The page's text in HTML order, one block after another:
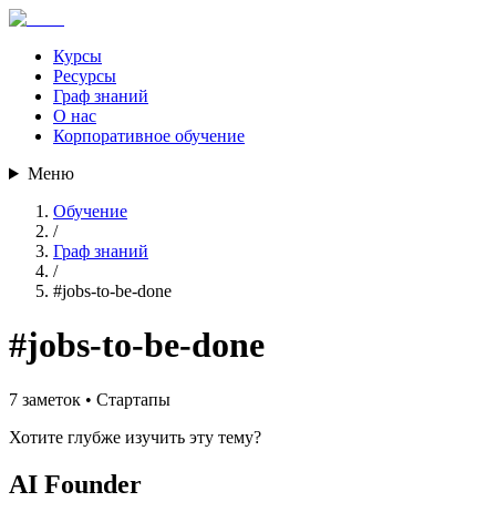
Курсы
Ресурсы
Граф знаний
О нас
Корпоративное обучение
Меню
Обучение
/
Граф знаний
/
#jobs-to-be-done
#jobs-to-be-done
7 заметок • Стартапы
Хотите глубже изучить эту тему?
AI Founder